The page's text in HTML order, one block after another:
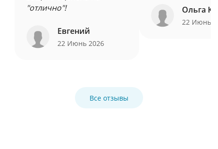
"отлично"!
Евгений
22 Июнь 2026
Ольга
22 Июнь
Все отзывы